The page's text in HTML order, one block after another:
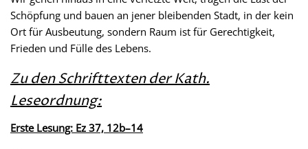
Schöpfung und bauen an jener bleibenden Stadt, in der kein
Ort für Ausbeutung, sondern Raum ist für Gerechtigkeit,
Frieden und Fülle des Lebens.
Zu den Schrifttexten der Kath.
Leseordnung:
Erste Lesung: Ez 37, 12b–14